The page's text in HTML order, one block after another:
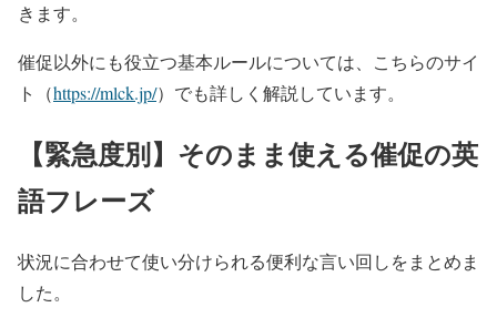
きます。
催促以外にも役立つ基本ルールについては、こちらのサイ
ト（https://mlck.jp/）でも詳しく解説しています。
【緊急度別】そのまま使える催促の英
語フレーズ
状況に合わせて使い分けられる便利な言い回しをまとめま
した。